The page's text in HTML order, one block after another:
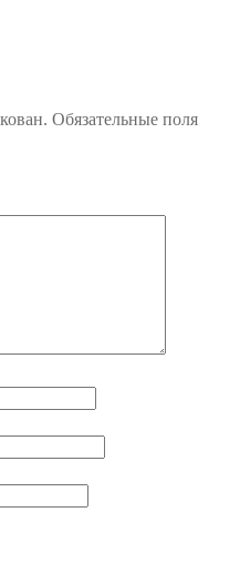
Обязательные поля